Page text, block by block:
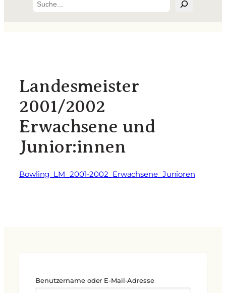
Landesmeister
2001/2002
Erwachsene und
Junior:innen
Bowling_LM_2001-2002_Erwachsene_Junioren
Benutzername oder E-Mail-Adresse